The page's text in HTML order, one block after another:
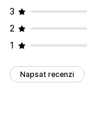
3
2
1
Napsat recenzi